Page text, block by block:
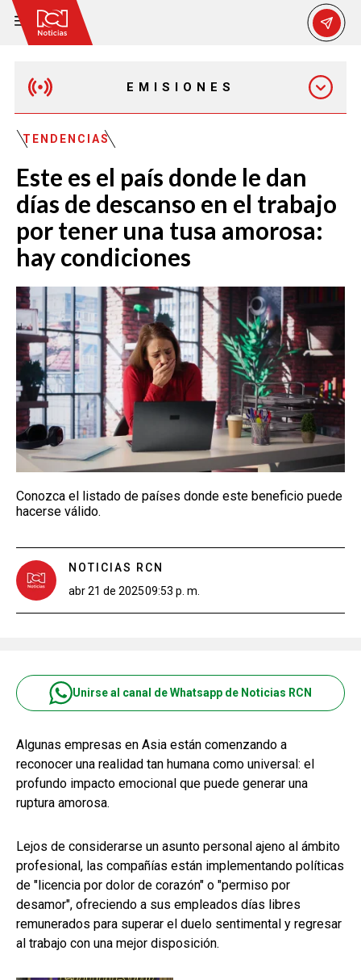
EMISIONES
EMISIÓN 7:00 PM
TENDENCIAS
Este es el país donde le dan
días de descanso en el trabajo
por tener una tusa amorosa:
hay condiciones
Conozca el listado de países donde este beneficio puede
hacerse válido.
NOTICIAS RCN
abr 21 de 202509:53 p. m.
Unirse al canal de Whatsapp de Noticias RCN
Algunas empresas en Asia están comenzando a
reconocer una realidad tan humana como universal: el
profundo impacto emocional que puede generar una
ruptura amorosa.
Lejos de considerarse un asunto personal ajeno al ámbito
profesional, las compañías están implementando políticas
de "licencia por dolor de corazón" o "permiso por
desamor", ofreciendo a sus empleados días libres
remunerados para superar el duelo sentimental y regresar
al trabajo con una mejor disposición.